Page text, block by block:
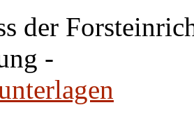
der
-